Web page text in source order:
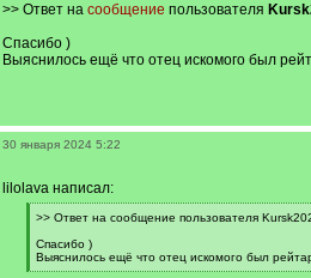
>> Ответ на сообщение пользователя
Спасибо )
Выяснилось ещё что отец искомого был
30 января 2024 5:22
lilolava написал:
[
]
>> Ответ на сообщение пользователя
Спасибо )
Выяснилось ещё что отец искомого был
[